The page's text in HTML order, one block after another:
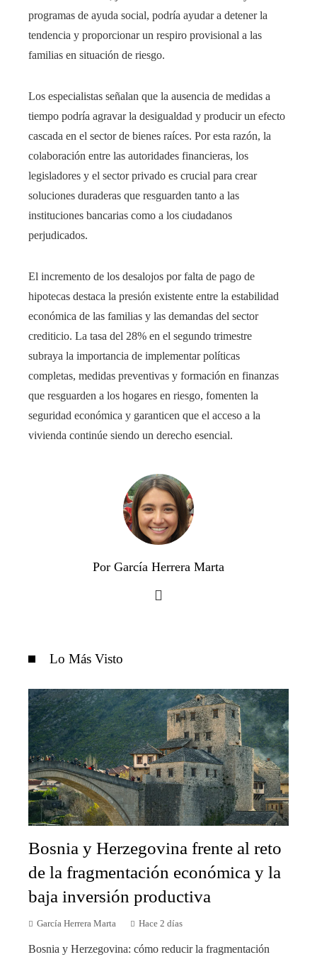
programas de ayuda social, podría ayudar a detener la
tendencia y proporcionar un respiro provisional a las
familias en situación de riesgo.
Los especialistas señalan que la ausencia de medidas a
tiempo podría agravar la desigualdad y producir un efecto
cascada en el sector de bienes raíces. Por esta razón, la
colaboración entre las autoridades financieras, los
legisladores y el sector privado es crucial para crear
soluciones duraderas que resguarden tanto a las
instituciones bancarias como a los ciudadanos
perjudicados.
El incremento de los desalojos por falta de pago de
hipotecas destaca la presión existente entre la estabilidad
económica de las familias y las demandas del sector
crediticio. La tasa del 28% en el segundo trimestre
subraya la importancia de implementar políticas
completas, medidas preventivas y formación en finanzas
que resguarden a los hogares en riesgo, fomenten la
seguridad económica y garanticen que el acceso a la
vivienda continúe siendo un derecho esencial.
Por García Herrera Marta
Lo Más Visto
Bosnia y Herzegovina frente al reto
de la fragmentación económica y la
baja inversión productiva
García Herrera Marta Hace 2 días
Bosnia y Herzegovina: cómo reducir la fragmentación